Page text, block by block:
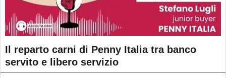
Il reparto carni di Penny Italia tra banco
servito e libero servizio